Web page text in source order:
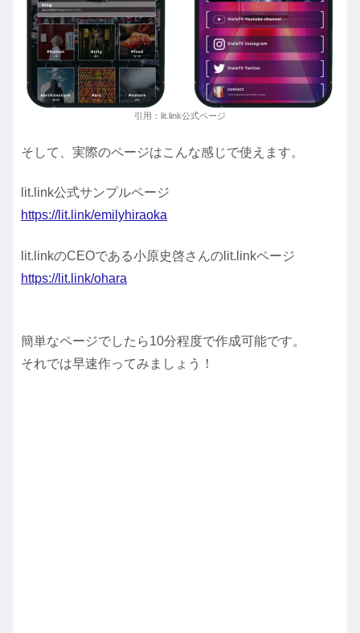
引用：lit.link公式ページ
そして、実際のページはこんな感じで使えます。
lit.link公式サンプルページ
https://lit.link/emilyhiraoka
lit.linkのCEOである小原史啓さんのlit.linkページ
https://lit.link/ohara
簡単なページでしたら10分程度で作成可能です。
それでは早速作ってみましょう！